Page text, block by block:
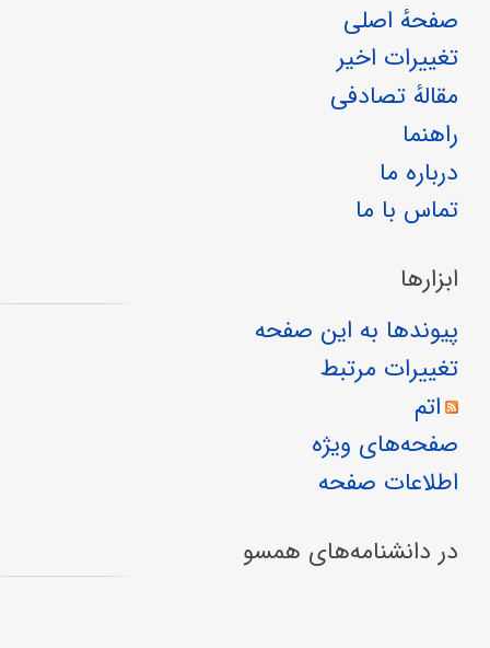
صفحهٔ اصلی
تغییرات اخیر
مقالهٔ تصادفی
راهنما
درباره ما
تماس با ما
ابزارها
پیوندها به این صفحه
تغییرات مرتبط
اتم
صفحه‌های ویژه
اطلاعات صفحه
در دانشنامه‌های همسو